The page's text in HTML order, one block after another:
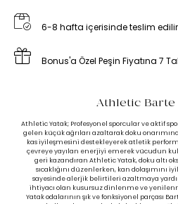
6-8 hafta içerisinde teslim
Bonus'a Özel Peşin Fiyatına 7
Athletic Barte
Athletic Yatak; Profesyonel sporcular ve aktif
gelen küçük ağrıları azaltarak doku
kas iyileşmesini destekleyerek atletik
çevreye yayılan enerjiyi emerek vücudun
geri kazandıran Athletic Yatak, doku altı
sıcaklığını düzenlerken, kan dolaşımını
sayesinde alerjik belirtileri azaltmaya
ihtiyacı olan kusursuz dinlenme ve
Yatak odalarının şık ve fonksiyonel parçası